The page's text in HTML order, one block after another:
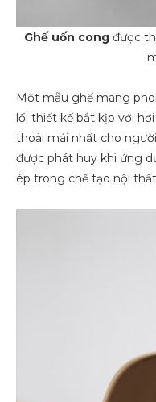
Ghế uốn cong được
Một mẫu ghế mang
lối thiết kế bắt kịp với
thoải mái nhất cho
được phát huy khi ứng
ép trong chế tạo nội thất